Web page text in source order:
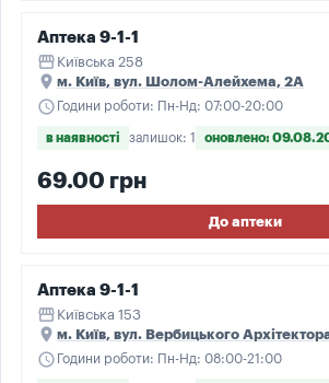
Аптека 9-1-1
storefront Київська 258
place м. Київ, вул. Шолом-Алейхема, 2А
schedule Години роботи: Пн-Нд: 07:00-20:00
в наявності залишок: 1 оновлено:
69.00 грн
До аптеки
Аптека 9-1-1
storefront Київська 153
place м. Київ, вул. Вербицького
schedule Години роботи: Пн-Нд: 08:00-21:00